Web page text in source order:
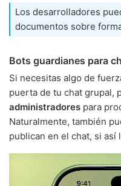
Los desarrolladores
documentos sobre
Bots guardianes para
Si necesitas algo de
puerta de tu chat grupal,
administradores para
Naturalmente, también
publican en el chat, si así